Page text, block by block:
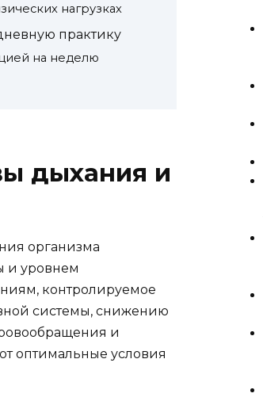
нагрузках
практику
на неделю
дыхания и
организма
и уровнем
контролируемое
системы, снижению
и
оптимальные условия